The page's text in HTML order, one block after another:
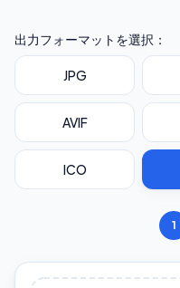
出力フォーマットを選択：
JPG
AVIF
ICO
1